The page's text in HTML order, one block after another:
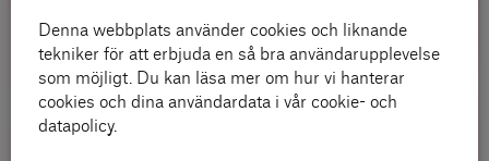
Läs mer
Denna webbplats använder cookies och liknande
tekniker för att erbjuda en så bra användarupplevelse
som möjligt. Du kan läsa mer om hur vi hanterar
cookies och dina användardata i vår cookie- och
datapolicy.